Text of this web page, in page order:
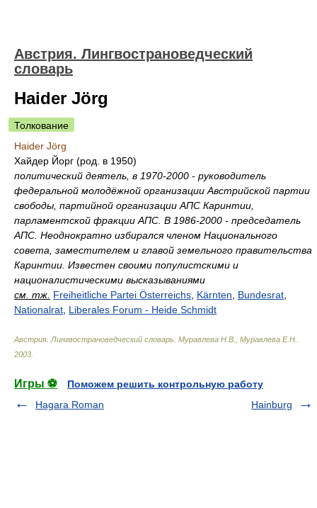
Австрия. Лингвострановедческий
словарь
Haider Jörg
Толкование
Haider Jörg
Хайдер Йорг (род. в 1950)
политический деятель, в 1970-2000 - руководитель
федеральной молодёжной организации Австрийской партии
свободы, партийной организации АПС Каринтии,
парламентской фракции АПС. В 1986-2000 - председатель
АПС. Неоднократно избирался членом Национального
совета, заместителем и главой земельного правительства
Каринтии. Известен своими популистскими и
националистическими высказываниями
см. тж. Freiheitliche Partei Österreichs Kärnten Bundesrat
Nationalrat Liberales Forum - Heide Schmidt
Австрия. Лингвострановедческий словарь Муравлева Н.В., Муравлева Е.Н.
2003
Игры ⚽
Поможем решить контрольную работу
Hagara Roman
Hainburg